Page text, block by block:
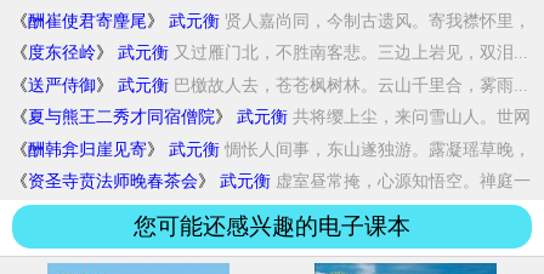
晏，晨起眄庭柯。白露伤红叶，清风...
《酬崔使君寄麈尾》 武元衡 贤人嘉尚同，今制古遗风。寄我襟怀里，
辞君...
《度东径岭》 武元衡 又过雁门北，不胜南客悲。三边上岩见，双泪...
《送严侍御》 武元衡 巴檄故人去，苍苍枫树林。云山千里合，雾雨...
《夏与熊王二秀才同宿僧院》 武元衡 共将缨上尘，来问雪山人。世网
从知累，禅心...
《酬韩弇归崖见寄》 武元衡 惆怅人间事，东山遂独游。露凝瑶草晚，
鱼戏...
《资圣寺贲法师晚春茶会》 武元衡 虚室昼常掩，心源知悟空。禅庭一
雨后，莲界...
您可能还感兴趣的电子课本